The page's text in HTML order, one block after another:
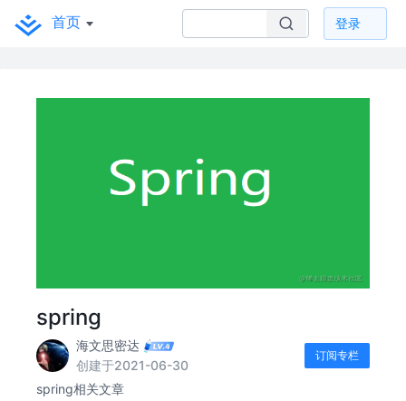
首页 登录
spring
海文思密达
创建于2021-06-30
订阅专栏
spring相关文章